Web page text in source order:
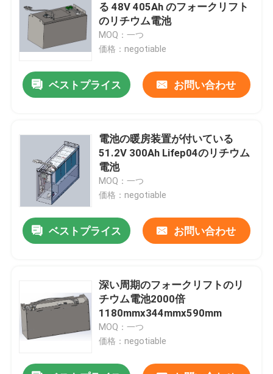
る 48V 405Ah のフォークリフト
のリチウム電池
MOQ：一つ
価格：negotiable
ベストプライス お問い合わせ
電池の暖房装置が付いている
51.2V 300Ah Lifep04のリチウム
電池
MOQ：一つ
価格：negotiable
ベストプライス お問い合わせ
深い周期のフォークリフトのリ
チウム電池2000倍
1180mmx344mmx590mm
MOQ：一つ
価格：negotiable